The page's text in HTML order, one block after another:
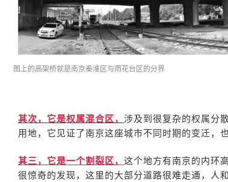
图上的高架桥就是南京秦淮区与雨花台区的分界
其次，它是权属混合区， 涉及到很复杂的权属分
用地，它见证了南京这座城市不同时期的变迁，
其三，它是一个割裂区， 这个地方有南京的内环
很惊奇的发现，这里的大部分道路很难走通，人